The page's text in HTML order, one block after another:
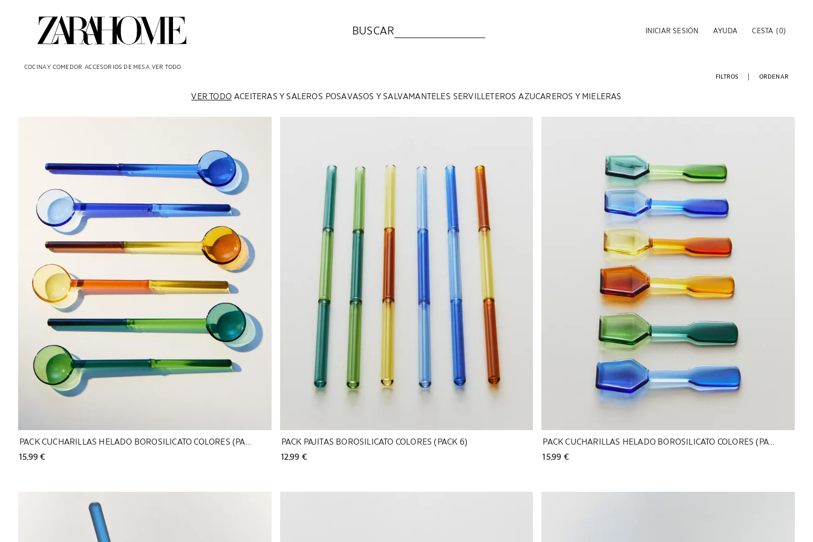
BUSCAR INICIAR SESIÓN AYUDA CESTA (0)
COCINA Y COMEDOR ACCESORIOS DE MESA VER TODO
VER TODO ACEITERAS Y SALEROS POSAVASOS Y SALVAMANTELES SERVILLETEROS AZUCAREROS Y MIELERAS
FILTROS ORDENAR
15,99 €
Imagen cambiada a 1 de 5
PACK PAJITAS BOROSILICATO COLORES (PACK 6)
12,99 €
PACK CUCHARILLAS HELADO BOROSILICATO COLORES (PACK DE 6)
15,99 €
Imagen cambiada a 1 de 5
Imagen cambiada a 1 de 5 Imagen cambiada a 1 de 5 Imagen cambiada a 1 de 5